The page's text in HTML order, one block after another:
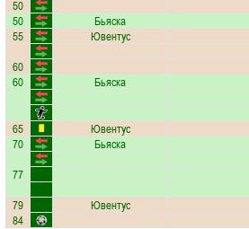
50
50 Бьяска
55 Ювентус
60
60 Бьяска
65 Ювентус
70 Бьяска
77
79 Ювентус
84